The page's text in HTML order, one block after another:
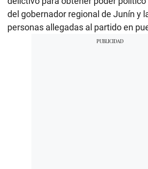
del gobernador regional de Junín y
personas allegadas al partido en